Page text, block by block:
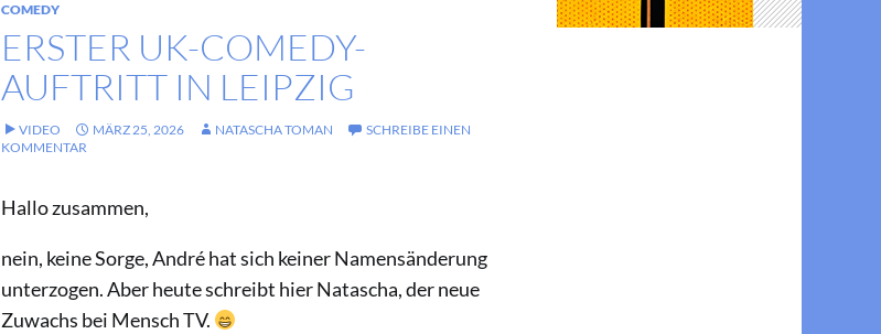
COMEDY
ERSTER UK-COMEDY-
AUFTRITT IN LEIPZIG
VIDEO MÄRZ 25, 2026 NATASCHA TOMAN
SCHREIBE EINEN
KOMMENTAR
Hallo zusammen,
nein, keine Sorge, André hat sich keiner Namensänderung
unterzogen. Aber heute schreibt hier Natascha, der neue
Zuwachs bei Mensch TV.